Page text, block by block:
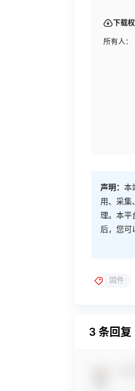
下载
所有人：
声明： 本
用、采集
理。本平
后，您可
固件
3 条回复